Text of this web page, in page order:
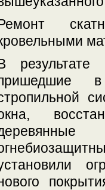
результате
в